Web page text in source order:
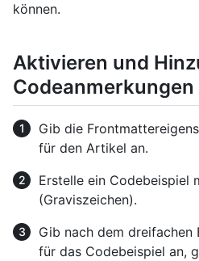
können.
Aktivieren und
Codeanmerkungen
Gib die
für den Artikel an.
Erstelle ein Codebeispiel
(Graviszeichen).
Gib nach dem dreifachen
für das Codebeispiel an,